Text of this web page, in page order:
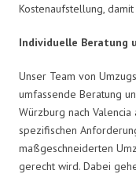
Kostenaufstellung,
Individuelle Beratung
Unser Team von
umfassende Beratung
Würzburg nach
spezifischen
maßgeschneiderten
gerecht wird. Dabei